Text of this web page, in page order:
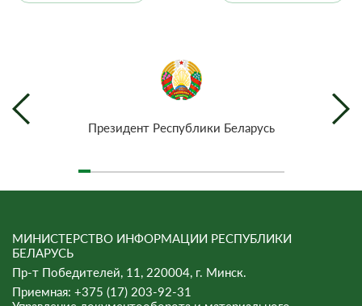
Президент Республики Беларусь
МИНИСТЕРСТВО ИНФОРМАЦИИ РЕСПУБЛИКИ
БЕЛАРУСЬ
Пр-т Победителей, 11, 220004, г. Минск.
Приемная: +375 (17) 203-92-31